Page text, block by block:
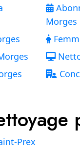
Morges
Prex